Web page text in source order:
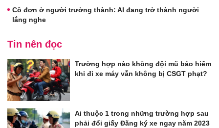
Cô đơn ở người trưởng thành: AI đang trở thành người
lắng nghe
Tin nên đọc
Trường hợp nào không đội mũ bảo hiểm
khi đi xe máy vẫn không bị CSGT phạt?
Ai thuộc 1 trong những trường hợp sau
phải đổi giấy Đăng ký xe ngay năm 2023